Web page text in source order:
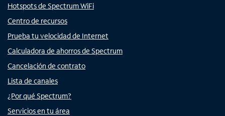
Hotspots de Spectrum WiFi
Centro de recursos
Prueba tu velocidad de Internet
Calculadora de ahorros de Spectrum
Cancelación de contrato
Lista de canales
¿Por qué Spectrum?
Servicios en tu área